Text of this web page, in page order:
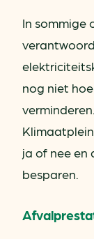
In sommige
nog niet
ja of nee en
besparen.